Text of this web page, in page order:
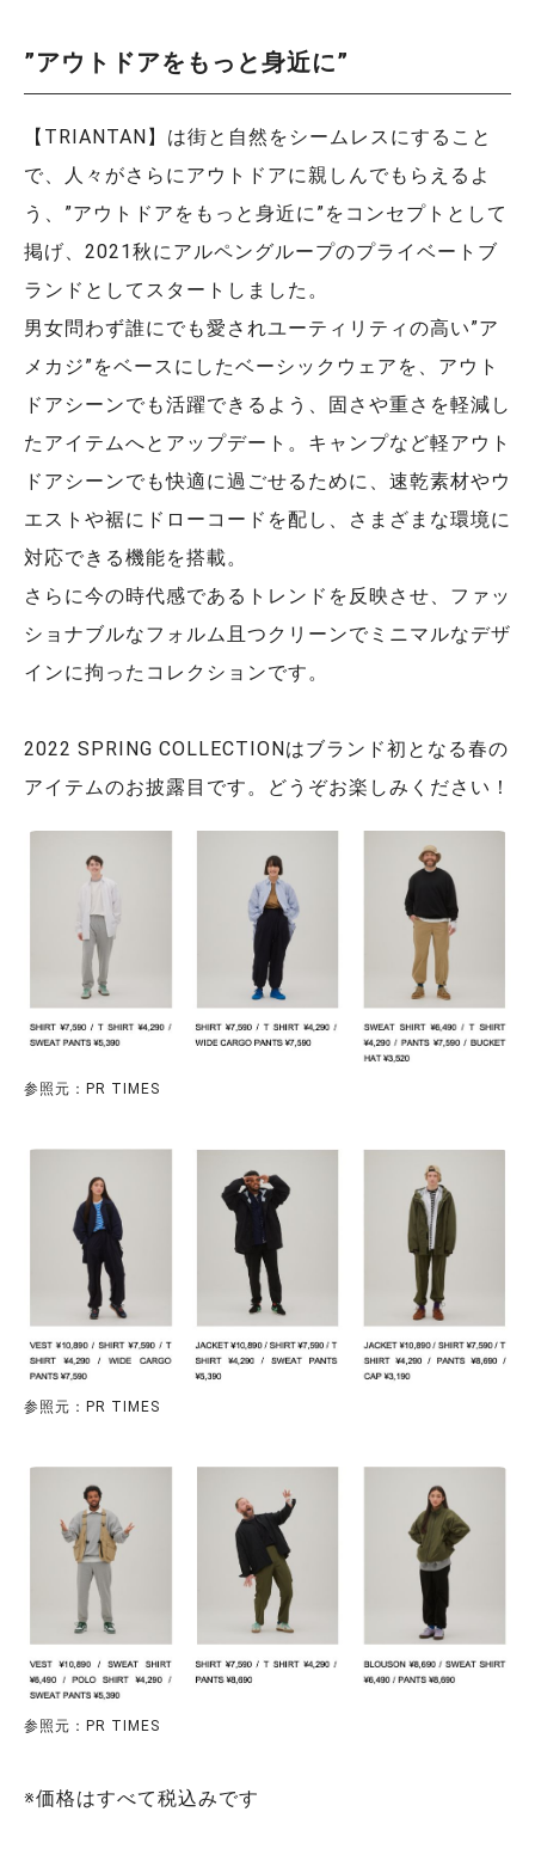
”アウトドアをもっと身近に”
【TRIANTAN】は街と自然をシームレスにすること
で、人々がさらにアウトドアに親しんでもらえるよ
う、”アウトドアをもっと身近に”をコンセプトとして
掲げ、2021秋にアルペングループのプライベートブ
ランドとしてスタートしました。
男女問わず誰にでも愛されユーティリティの高い”ア
メカジ”をベースにしたベーシックウェアを、アウト
ドアシーンでも活躍できるよう、固さや重さを軽減し
たアイテムへとアップデート。キャンプなど軽アウト
ドアシーンでも快適に過ごせるために、速乾素材やウ
エストや裾にドローコードを配し、さまざまな環境に
対応できる機能を搭載。
さらに今の時代感であるトレンドを反映させ、ファッ
ショナブルなフォルム且つクリーンでミニマルなデザ
インに拘ったコレクションです。
2022 SPRING COLLECTIONはブランド初となる春の
アイテムのお披露目です。どうぞお楽しみください！
参照元：PR TIMES
参照元：PR TIMES
参照元：PR TIMES
※価格はすべて税込みです